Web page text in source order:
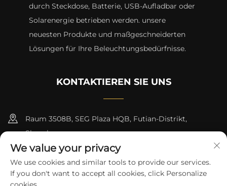
durch Steckdose, Batterie, USB-Aufladbar oder
Solarenergie betrieben werden. unsere
neuesten Produkte und maßgeschneiderten
Lösungen für Ihre Beleuchtungsbedürfnisse.
KONTAKTIEREN SIE UNS
Raum 3508B, SEG Plaza HQB, Futian-Distrikt,
Shenzhen
+8615817427232
[email protected]
We value your privacy
We use cookies and similar tools to provide our services.
If you don't want to accept all cookies, click Personalize